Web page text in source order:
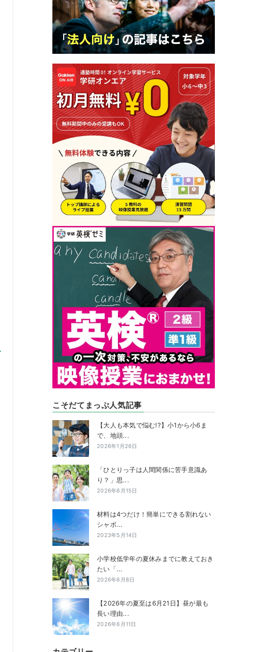
こそだてまっぷ人気記事
【大人も本気で悩む!?】小1から小6ま
で、地頭...
2026年1月26日
「ひとりっ子は人間関係に苦手意識あ
り？」思...
2026年6月15日
材料は4つだけ！簡単にできる割れない
シャボ...
2023年5月14日
小学校低学年の夏休みまでに教えておき
たい「...
2026年6月8日
【2026年の夏至は6月21日】昼が最も
長い理由...
2026年6月11日